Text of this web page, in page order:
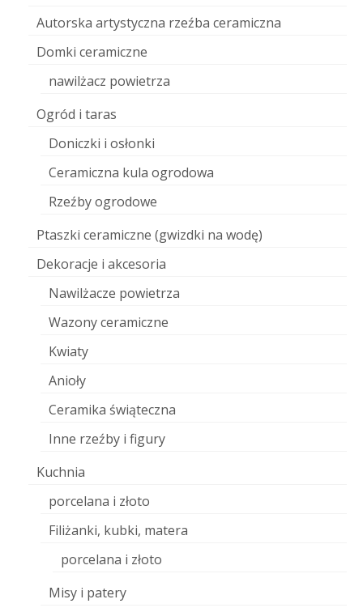
Autorska artystyczna rzeźba ceramiczna
Domki ceramiczne
nawilżacz powietrza
Ogród i taras
Doniczki i osłonki
Ceramiczna kula ogrodowa
Rzeźby ogrodowe
Ptaszki ceramiczne (gwizdki na wodę)
Dekoracje i akcesoria
Nawilżacze powietrza
Wazony ceramiczne
Kwiaty
Anioły
Ceramika świąteczna
Inne rzeźby i figury
Kuchnia
porcelana i złoto
Filiżanki, kubki, matera
porcelana i złoto
Misy i patery